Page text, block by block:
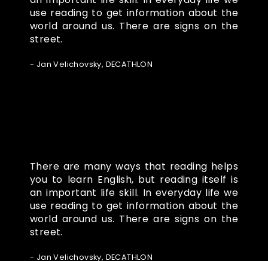
use reading to get information about the
world around us. There are signs on the
street.
- Jan Velichovsky, DECATHLON
There are many ways that reading helps
you to learn English, but reading itself is
an important life skill. In everyday life we
use reading to get information about the
world around us. There are signs on the
street.
- Jan Velichovsky, DECATHLON